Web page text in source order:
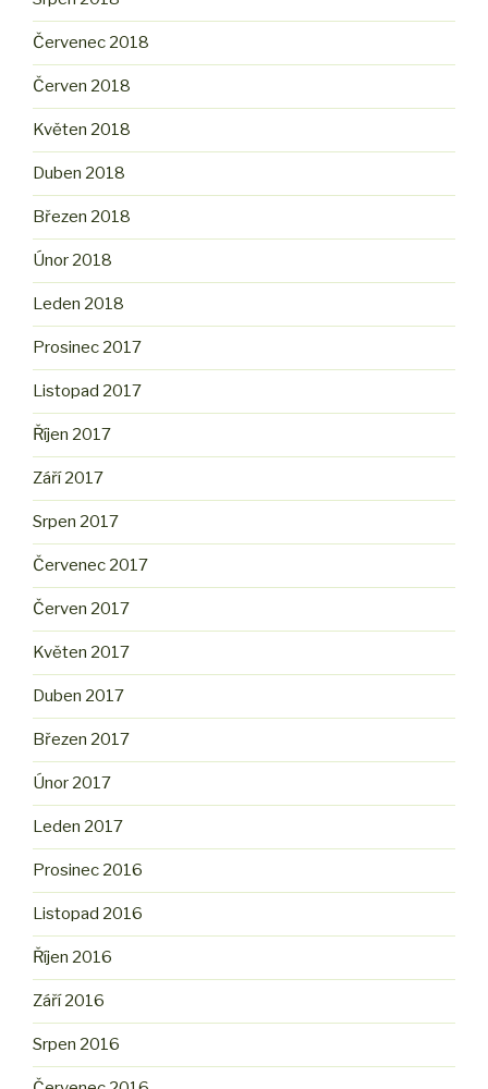
Červenec 2018
Červen 2018
Květen 2018
Duben 2018
Březen 2018
Únor 2018
Leden 2018
Prosinec 2017
Listopad 2017
Říjen 2017
Září 2017
Srpen 2017
Červenec 2017
Červen 2017
Květen 2017
Duben 2017
Březen 2017
Únor 2017
Leden 2017
Prosinec 2016
Listopad 2016
Říjen 2016
Září 2016
Srpen 2016